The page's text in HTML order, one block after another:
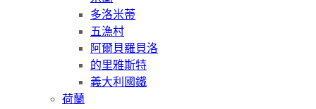
多洛米蒂
五漁村
阿爾貝羅貝洛
的里雅斯特
義大利國鐵
荷蘭